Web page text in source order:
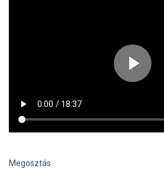
Megosztás